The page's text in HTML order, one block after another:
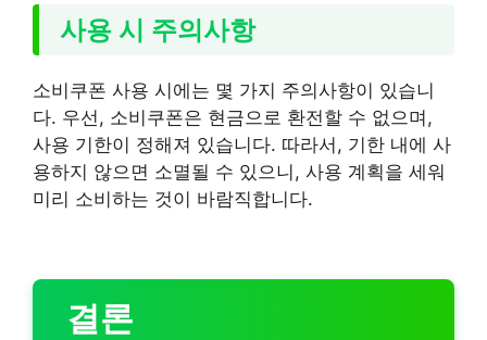
사용 시 주의사항
소비쿠폰 사용 시에는 몇 가지 주의사항이 있습니
다. 우선, 소비쿠폰은 현금으로 환전할 수 없으며,
사용 기한이 정해져 있습니다. 따라서, 기한 내에 사
용하지 않으면 소멸될 수 있으니, 사용 계획을 세워
미리 소비하는 것이 바람직합니다.
결론